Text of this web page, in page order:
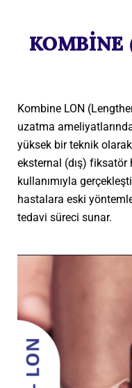
Kombine LON
uzatma
yüksek bir teknik
eksternal (dış)
kullanımıyla
hastalara eski
tedavi süreci sunar.